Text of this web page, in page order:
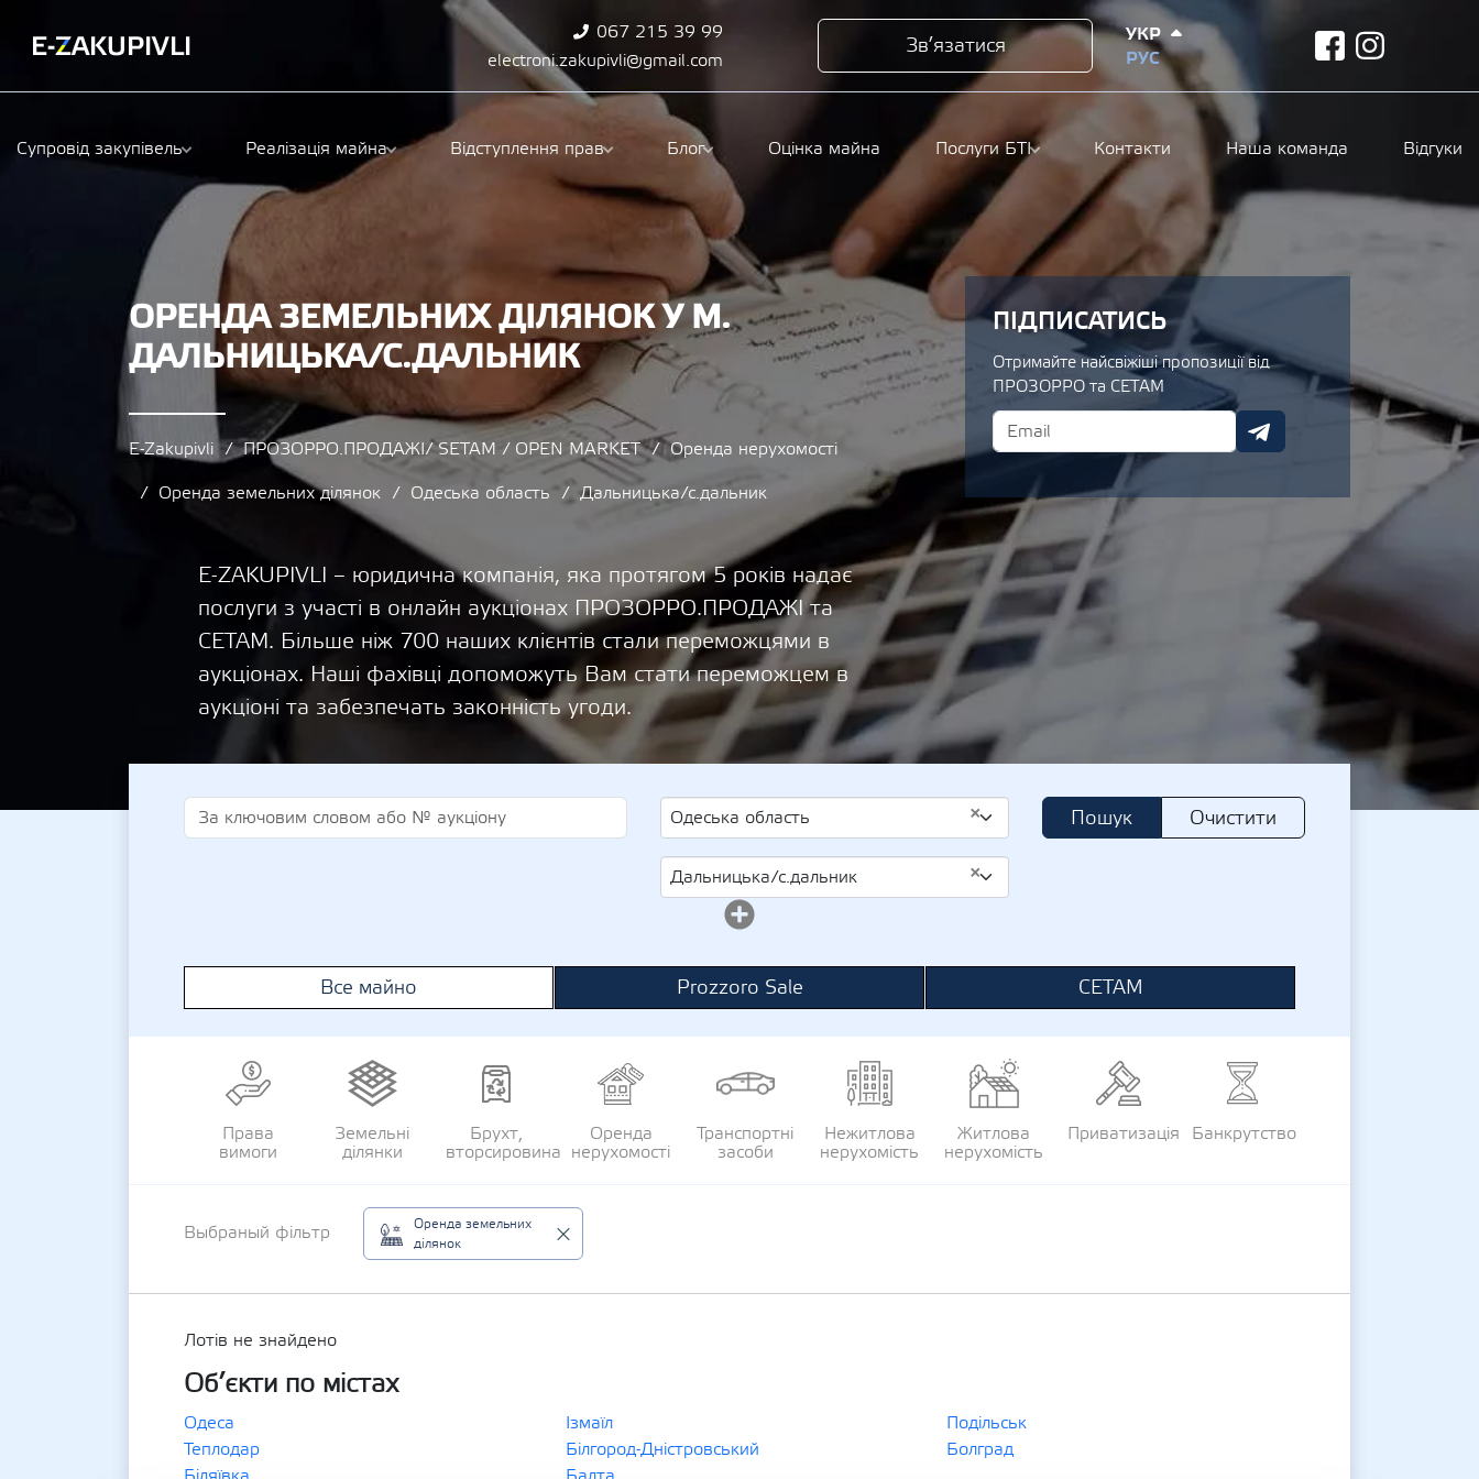
067 215 39 99
electroni.zakupivli@gmail.com
Зв’язатися
УКР
РУС
facebook
Супровід закупівель Реалізація майна Відступлення прав Блог Оцінка майна Послуги БТІ Контакти Наша команда Відгуки
ОРЕНДА ЗЕМЕЛЬНИХ ДІЛЯНОК У М.
ДАЛЬНИЦЬКА/С.ДАЛЬНИК
E-Zakupivli ПРОЗОРРО.ПРОДАЖІ/ SETAM / OPEN MARKET
Оренда нерухомості
Оренда земельних ділянок
Одеська область Дальницька/с.дальник
E-ZAKUPIVLI – юридична компанія, яка протягом 5 років надає
послуги з участі в онлайн аукціонах ПРОЗОРРО.ПРОДАЖІ та
СЕТАМ. Більше ніж 700 наших клієнтів стали переможцями в
аукціонах. Наші фахівці допоможуть Вам стати переможцем в
аукціоні та забезпечать законність угоди.
ПІДПИСАТИСЬ
Отримайте найсвіжіші пропозиції від
ПРОЗОРРО та СЕТАМ
×
Одеська область
×
Дальницька/с.дальник
Пошук Очистити
Все майно Prozzoro Sale СЕТАМ
Права
вимоги
Земельні
ділянки
Брухт,
вторсировина
Оренда
нерухомості
Транспортні
засоби
Нежитлова
нерухомість
Житлова
нерухомість
Приватизація Банкрутство
Выбраный фільтр
Оренда земельних
ділянок
Лотів не знайдено
Об’єкти по містах
Одеса Ізмаїл
Подільськ
Теплодар
Білгород-Дністровський
Болград